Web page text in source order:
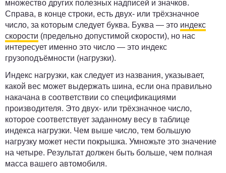
множество других полезных надписей и значков.
Справа, в конце строки, есть двух- или трёхзначное
число, за которым следует буква. Буква — это индекс
скорости (предельно допустимой скорости), но нас
интересует именно это число — это индекс
грузоподъёмности (нагрузки).
Индекс нагрузки, как следует из названия, указывает,
какой вес может выдержать шина, если она правильно
накачана в соответствии со спецификациями
производителя. Это двух- или трёхзначное число,
которое соответствует заданному весу в таблице
индекса нагрузки. Чем выше число, тем большую
нагрузку может нести покрышка. Умножьте это значение
на четыре. Результат должен быть больше, чем полная
масса вашего автомобиля.